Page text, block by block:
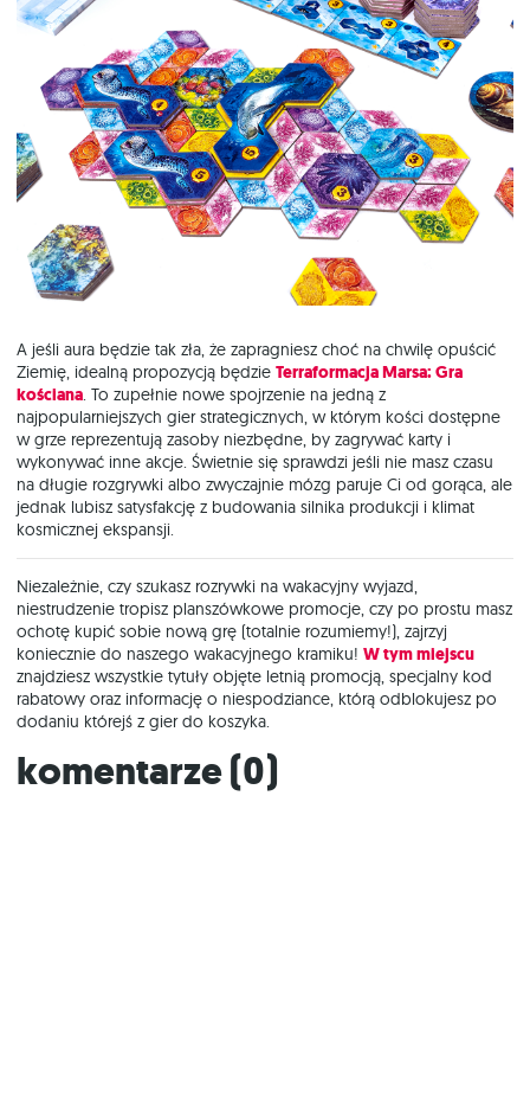
A jeśli aura będzie tak zła, że zapragniesz choć na chwilę opuścić
Ziemię, idealną propozycją będzie Terraformacja Marsa: Gra
kościana. To zupełnie nowe spojrzenie na jedną z
najpopularniejszych gier strategicznych, w którym kości dostępne
w grze reprezentują zasoby niezbędne, by zagrywać karty i
wykonywać inne akcje. Świetnie się sprawdzi jeśli nie masz czasu
na długie rozgrywki albo zwyczajnie mózg paruje Ci od gorąca, ale
jednak lubisz satysfakcję z budowania silnika produkcji i klimat
kosmicznej ekspansji.
Niezależnie, czy szukasz rozrywki na wakacyjny wyjazd,
niestrudzenie tropisz planszówkowe promocje, czy po prostu masz
ochotę kupić sobie nową grę (totalnie rozumiemy!), zajrzyj
koniecznie do naszego wakacyjnego kramiku! W tym miejscu
znajdziesz wszystkie tytuły objęte letnią promocją, specjalny kod
rabatowy oraz informację o niespodziance, którą odblokujesz po
dodaniu którejś z gier do koszyka.
Komentarze (0)